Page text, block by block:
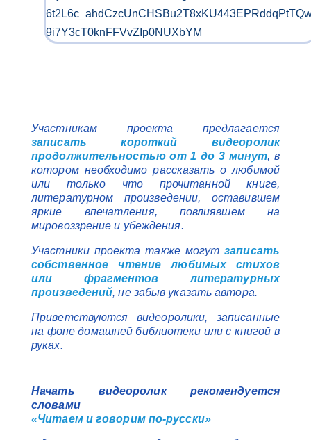
Участникам проекта предлагается
записать короткий видеоролик
продолжительностью от 1 до 3 минут, в
котором необходимо рассказать о любимой
или только что прочитанной книге,
литературном произведении, оставившем
яркие впечатления, повлиявшем на
мировоззрение и убеждения.
Участники проекта также могутзаписать
собственное чтение любимых стихов
или фрагментов литературных
произведений, не забыв указать автора.
Приветствуются видеоролики, записанные
на фоне домашней библиотеки или с книгой в
руках.
Начать видеоролик рекомендуется
словами
«Читаем и говорим по-русски»